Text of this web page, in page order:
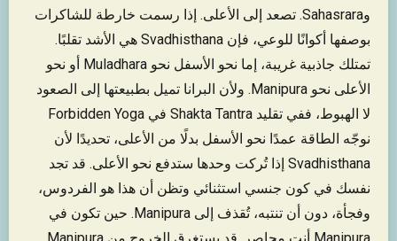
وSahasrara. تصعد إلى الأعلى. إذا رسمت خارطة للشاكرات
بوصفها أكوانًا للوعي، فإن Svadhisthana هي الأشد تقلبًا.
تمتلك جاذبية غريبة، إما نحو الأسفل نحو Muladhara أو نحو
الأعلى نحو Manipura. ولأن البرانا تميل بطبيعتها إلى الصعود
لا الهبوط، ففي تقليد Shakta Tantra في Forbidden Yoga
نوجّه الطاقة عمدًا نحو الأسفل بدلًا من الأعلى، تحديدًا لأن
Svadhisthana إذا تُركت وحدها ستدفع نحو الأعلى. قد تجد
نفسك في كون جنسي استثنائي وتظن أن هذا هو الفردوس،
وفجأة، دون أن تنتبه، تُقذف إلى Manipura. حين تكون في